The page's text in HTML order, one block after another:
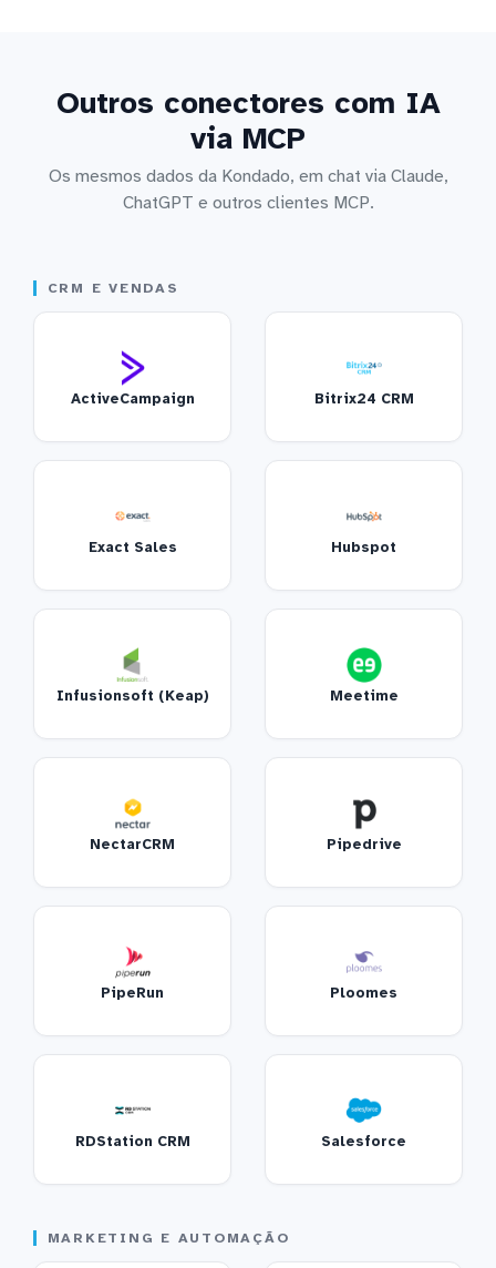
Outros conectores com IA
via MCP
Os mesmos dados da Kondado, em chat via Claude,
ChatGPT e outros clientes MCP.
CRM E VENDAS
ActiveCampaign Bitrix24 CRM
Exact Sales Hubspot
Infusionsoft (Keap) Meetime
NectarCRM Pipedrive
PipeRun Ploomes
RDStation CRM Salesforce
MARKETING E AUTOMAÇÃO